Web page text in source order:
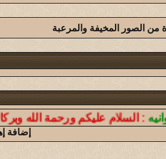
من الصور المخيفة والمرعبة
عليكم ورحمة الله وبركاته
إضافة